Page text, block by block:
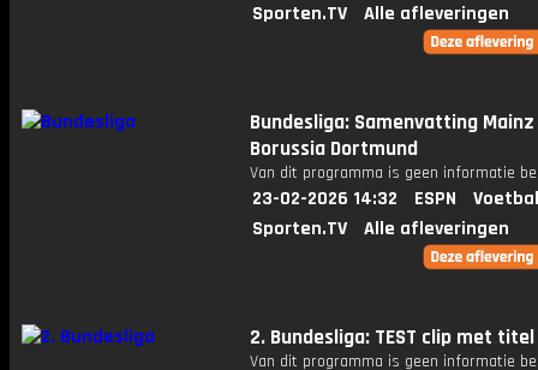
Sporten.TV
Alle afleveringen
Bundesliga: Samenvatting
Borussia Dortmund
Van dit programma is geen informatie
23-02-2026 14:32 ESPN
Sporten.TV
Alle afleveringen
2. Bundesliga: TEST clip met titel
Van dit programma is geen informatie